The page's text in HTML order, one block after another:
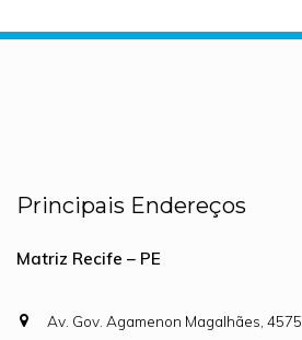
Principais Endereços
Matriz Recife – PE
Av. Gov. Agamenon Magalhães, 4575